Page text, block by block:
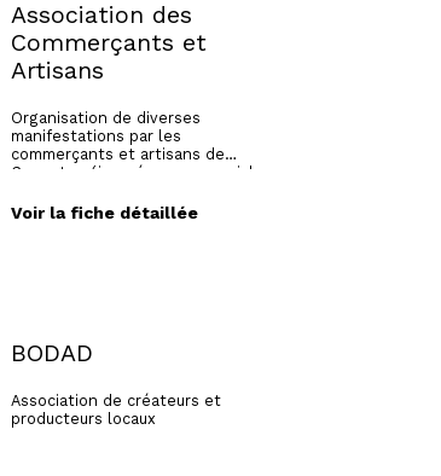
Association des
Commerçants et
Artisans
Organisation de diverses
manifestations par les
commerçants et artisans de
Geneston (journées commerciales
Voir la fiche détaillée
BODAD
Association de créateurs et
producteurs locaux